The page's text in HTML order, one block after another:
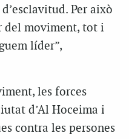
Per això
del moviment, tot i
líder”,
les forces
d’Al Hoceima i
contra les persones